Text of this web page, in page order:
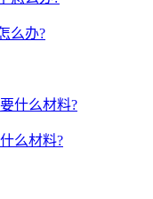
么办?
么材料?